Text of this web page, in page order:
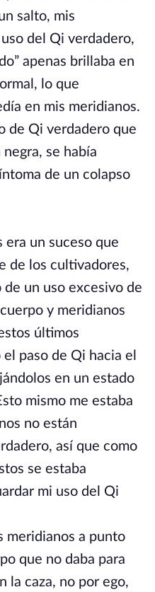
salto, mis
del Qi verdadero,
apenas brillaba en
lo que
en mis meridianos.
de Qi verdadero que
se había
de un colapso
era un suceso que
de los cultivadores,
un uso excesivo de
y meridianos
últimos
paso de Qi hacia el
en un estado
mismo me estaba
no están
así que como
se estaba
mi uso del Qi
meridianos a punto
que no daba para
la caza, no por ego,